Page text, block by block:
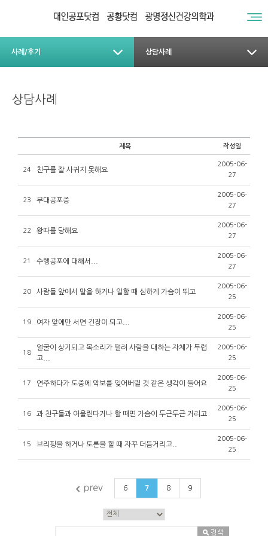
사례/후기 상담사례
상담사례
제목 작성일
24 친구를 잘 사귀지 못해요
2005-06-
27
23 무대공포증
2005-06-
27
22 왕따를 당해요
2005-06-
27
21 수행공포에 대해서...
2005-06-
27
20 사람들 앞에서 말을 하거나 일할 때 심하게 가슴이 뛰고
2005-06-
25
19 여자 앞에만 서면 긴장이 되고...
2005-06-
25
18
얼굴이 상기되고 목소리가 떨려 사람을 대하는 자체가 두렵
고...
2005-06-
25
17 연주하다가 도중에 악보를 잊어버릴 것 같은 생각이 들어요
2005-06-
25
16 과 친구들과 어울린다거나 할 때면 가슴이 두근두근 거리고
2005-06-
25
15 브리핑을 하거나 토론을 할 때 자꾸 더듬거리고..
2005-06-
25
6 7 8 9